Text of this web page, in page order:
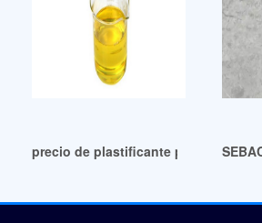
precio de plastificante precio de